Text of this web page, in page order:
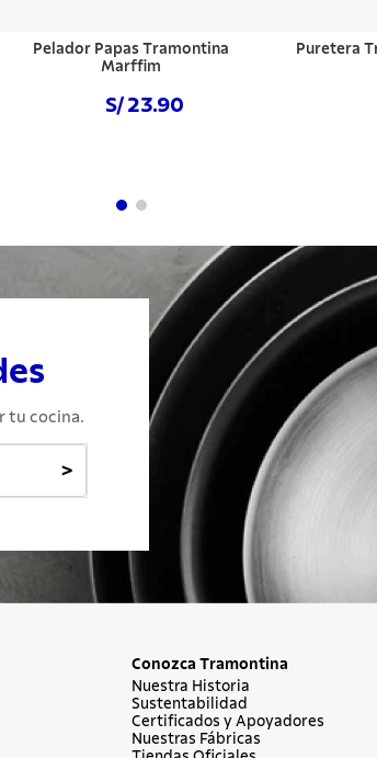
Pelador Papas Tramontina
Marffim
S/ 23.90
Puretera
tu cocina.
>
Conozca Tramontina
Nuestra Historia
Sustentabilidad
Certificados y Apoyadores
Nuestras Fábricas